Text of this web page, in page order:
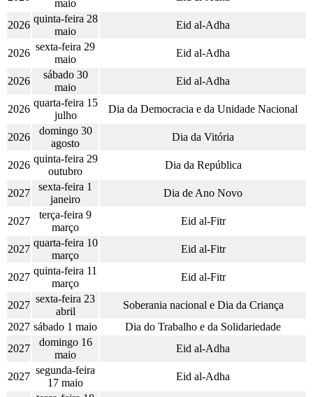
maio
2026
quinta-feira 28
maio
Eid al-Adha
2026
sexta-feira 29
maio
Eid al-Adha
2026
sábado 30
maio
Eid al-Adha
2026
quarta-feira 15
julho
Dia da Democracia e da Unidade Nacional
2026
domingo 30
agosto
Dia da Vitória
2026
quinta-feira 29
outubro
Dia da República
2027
sexta-feira 1
janeiro
Dia de Ano Novo
2027
terça-feira 9
março
Eid al-Fitr
2027
quarta-feira 10
março
Eid al-Fitr
2027
quinta-feira 11
março
Eid al-Fitr
2027
sexta-feira 23
abril
Soberania nacional e Dia da Criança
2027 sábado 1 maio
Dia do Trabalho e da Solidariedade
2027
domingo 16
maio
Eid al-Adha
2027
segunda-feira
17 maio
Eid al-Adha